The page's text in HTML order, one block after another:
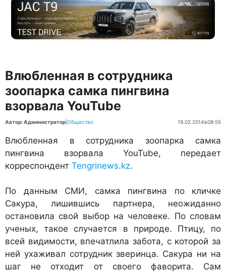
Влюбленная в сотрудника
зоопарка самка пингвина
взорвала YouTube
Автор: Администратор Общество 19.02.2014в08:55
Влюбленная в сотрудника зоопарка самка
пингвина взорвала YouTube, передает
корреспондент Tengrinews.kz.
По данным СМИ, самка пингвина по кличке
Сакура, лишившись партнера, неожиданно
остановила свой выбор на человеке. По словам
ученых, такое случается в природе. Птицу, по
всей видимости, впечатлила забота, с которой за
ней ухаживал сотрудник зверинца. Сакура ни на
шаг не отходит от своего фаворита. Сам